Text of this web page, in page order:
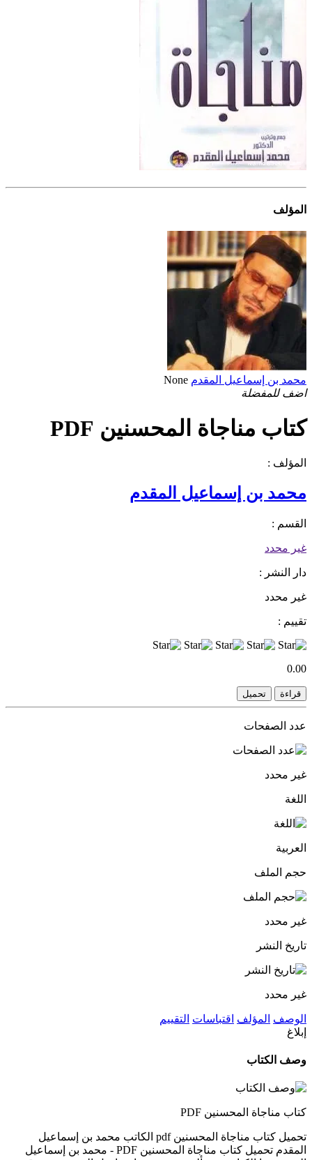
المؤلف
محمد بن إسماعيل المقدم None
اضف للمفضلة
كتاب مناجاة المحسنين PDF
المؤلف :
محمد بن إسماعيل المقدم
القسم :
غير محدد
دار النشر :
غير محدد
تقييم :
0.00
قراءة تحميل
عدد الصفحات
غير محدد
اللغة
العربية
حجم الملف
غير محدد
تاريخ النشر
غير محدد
الوصف المؤلف اقتباسات التقييم
إبلاغ
وصف الكتاب
كتاب مناجاة المحسنين PDF
تحميل كتاب مناجاة المحسنين pdf الكاتب محمد بن إسماعيل
المقدم تحميل كتاب مناجاة المحسنين PDF - محمد بن إسماعيل